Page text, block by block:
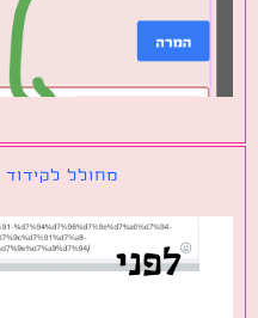
מחולל לקידוד